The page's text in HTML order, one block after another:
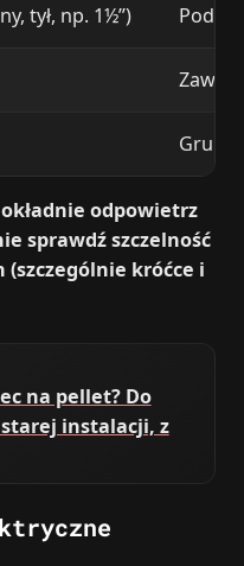
tył, np. 1½”)
Zawór
Grupa
odpowietrz
sprawdź szczelność
(szczególnie króćce i
na pellet? Do
instalacji, z